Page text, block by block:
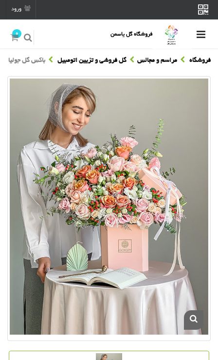
ورود
0 فروشگاه گل یاسمن
فروشگاه مراسم و مجالس گل فروشی و تزیین اتومبیل باکس گل جولیا